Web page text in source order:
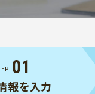
01
報を入力